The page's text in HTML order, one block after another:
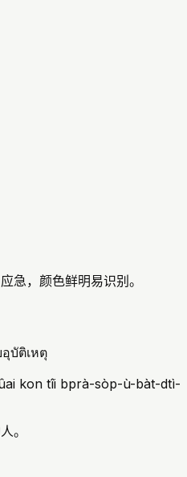
急，颜色鲜明易识别。
บัติเหตุ
kon tîi bprà-sòp-ù-bàt-dtì-
。